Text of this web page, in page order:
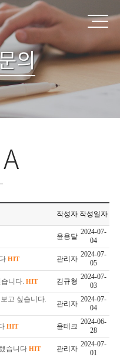
의
작성자 작성일자
윤용달
2024-07-
04
HIT 관리자
2024-07-
05
니다. HIT 김규형
2024-07-
03
고 싶습니다.
관리자
2024-07-
04
HIT 윤테크
2024-06-
28
습니다 HIT 관리자
2024-07-
01